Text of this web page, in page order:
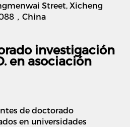
Street, Xicheng
，China
investigación
en asociación
de doctorado
en universidades